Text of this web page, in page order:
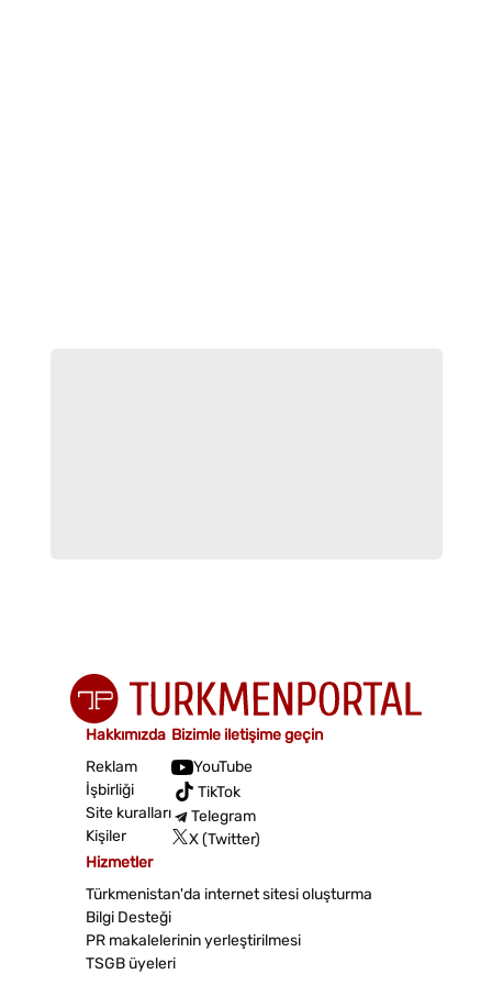
Hakkımızda
Reklam
İşbirliği
Site kuralları
Kişiler
Bizimle iletişime geçin
YouTube
TikTok
Telegram
X (Twitter)
Hizmetler
Türkmenistan'da internet sitesi oluşturma
Bilgi Desteği
PR makalelerinin yerleştirilmesi
TSGB üyeleri